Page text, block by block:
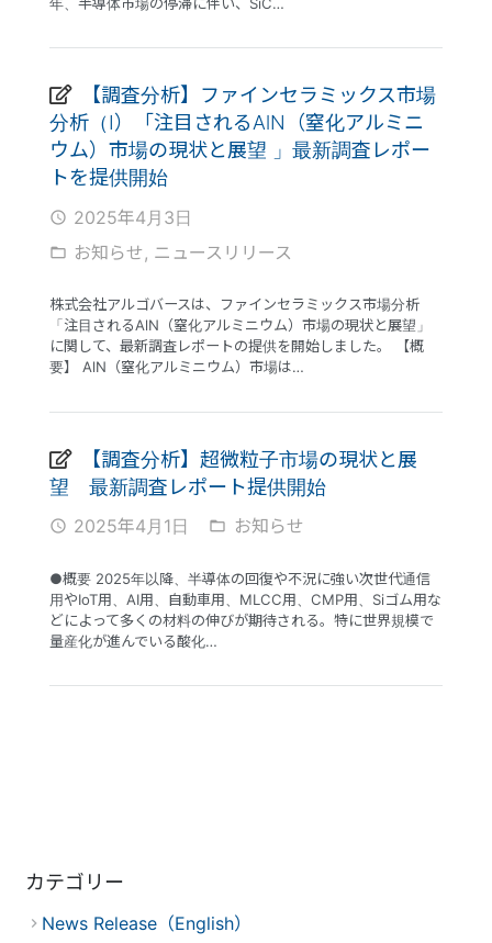
【調査分析】ファインセラミックス市場
分析（I）「注目されるAlN（窒化アルミニ
ウム）市場の現状と展望 」最新調査レポー
トを提供開始
access_time 2025年4月3日
folder_open お知らせ, ニュースリリース
株式会社アルゴバースは、ファインセラミックス市場分析
「注目されるAlN（窒化アルミニウム）市場の現状と展望」
に関して、最新調査レポートの提供を開始しました。 【概
要】 AlN（窒化アルミニウム）市場は…
【調査分析】超微粒子市場の現状と展
望 最新調査レポート提供開始
access_time 2025年4月1日 folder_open お知らせ
●概要 2025年以降、半導体の回復や不況に強い次世代通信
用やIoT用、AI用、自動車用、MLCC用、CMP用、Siゴム用な
どによって多くの材料の伸びが期待される。特に世界規模で
量産化が進んでいる酸化…
カテゴリー
News Release（English）